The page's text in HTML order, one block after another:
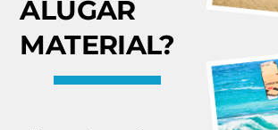
ALUGAR
MATERIAL?